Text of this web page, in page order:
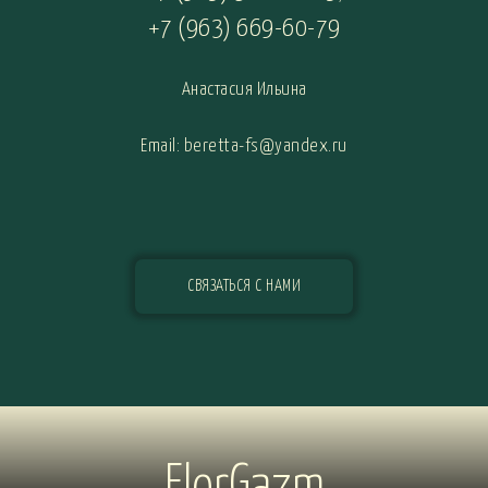
+7 (963) 669-60-79
Анастасия Ильина
Email: beretta-fs@yandex.ru
СВЯЗАТЬСЯ С НАМИ